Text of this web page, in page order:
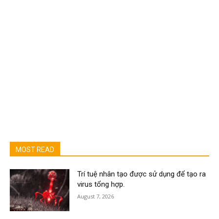
MOST READ
Trí tuệ nhân tạo được sử dụng để tạo ra
virus tổng hợp.
August 7, 2026